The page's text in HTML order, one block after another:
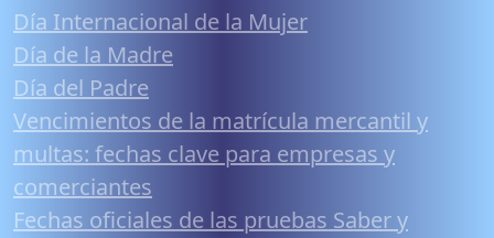
Día Internacional de la Mujer
Día de la Madre
Día del Padre
Vencimientos de la matrícula mercantil y
multas: fechas clave para empresas y
comerciantes
Fechas oficiales de las pruebas Saber y